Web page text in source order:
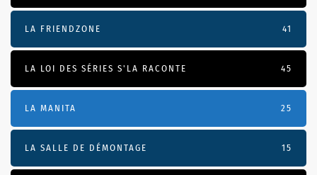
LA FRIENDZONE 41
LA LOI DES SÉRIES S'LA RACONTE 45
LA MANITA 25
LA SALLE DE DÉMONTAGE 15